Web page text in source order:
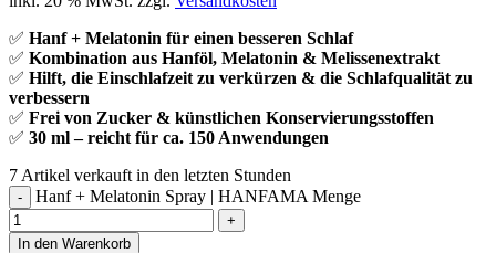
✅ Hanf + Melatonin für einen besseren Schlaf
✅ Kombination aus Hanföl, Melatonin & Melissenextrakt
✅ Hilft, die Einschlafzeit zu verkürzen & die Schlafqualität zu
verbessern
✅ Frei von Zucker & künstlichen Konservierungsstoffen
✅ 30 ml – reicht für ca. 150 Anwendungen
7 Artikel verkauft in den letzten Stunden
Hanf + Melatonin Spray | HANFAMA Menge
In den Warenkorb